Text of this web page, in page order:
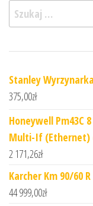
Szukaj:
Stanley
375,00zł
Honeywell Pm43C
Multi-If (Ethernet)
2 171,26zł
Karcher Km 90/60
44 999,00zł